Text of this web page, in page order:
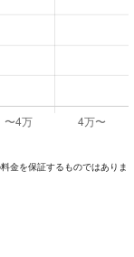
⾦を保証するものではありま